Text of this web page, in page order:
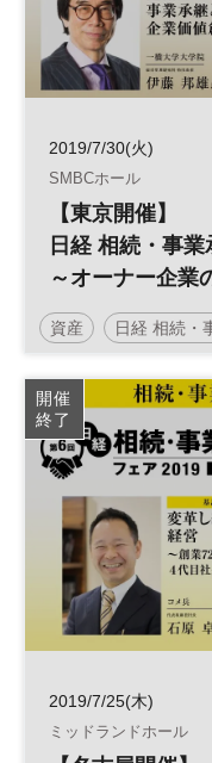
2019/7/30(火)
SMBCホール
【東京開催】
日経 相続・事
～オーナー企業
資産 日経 相続・
相続 承継
事業
開催
終了
2019/7/25(木)
ミッドランドホール